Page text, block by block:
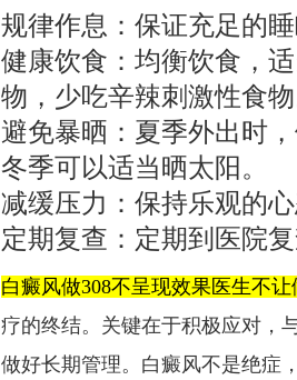
规律作息：保证充足的睡
健康饮食：均衡饮食，
物，少吃辛辣刺激性食物
避免暴晒：夏季外出时
冬季可以适当晒太阳。
减缓压力：保持乐观的
定期复查：定期到医院
白癜风做308不呈现效果医生不让
疗的终结。关键在于积极应对，
做好长期管理。白癜风不是绝症